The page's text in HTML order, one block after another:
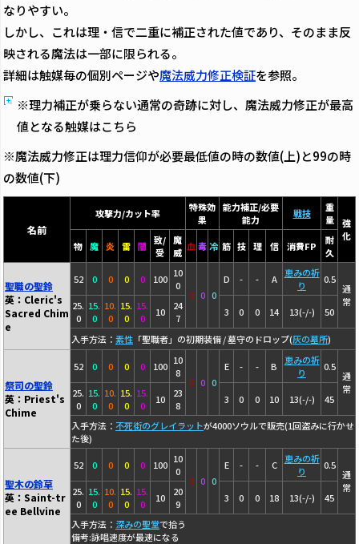
なりやすい。
しかし、これは理・信で二重に補正された値であり、そのまま反
映される魔法は一部に限られる。
詳細は触媒毎の個別ページや魔法威力修正検証を参照。
※理力補正が乗らない通常の奇跡に対し、魔法威力修正が最高
値となる触媒はこちら
※魔法威力修正は理力信仰が必要最低値の時の数値(上)と99の時
の数値(下)
名前
攻撃力/カット率
特殊効
果
能力補正/必要
能力
戦技
重
量
強
化
物 魔 炎 雷 闇
致/
受
魔
威 血 毒 冷 筋 技 理 信 消費FP
耐
久
聖職の聖鈴
英：Cleric's
Sacred Chim
e
52 0 0 0 0 100 10
0
0 0 0
D - - A
恵みの祈
り
0.5
通
常
25.
0
15.
0
10.
0
15.
0
15.
0
10
24
7
3 0 0 14 13(-/-) 50
入手方法： 素性 「聖職者」の初期装備 / 墓守のドロップ(灰の墓所)
祭司の聖鈴
英：Priest's
Chime
52 0 0 0 0 100 10
8
0 0 0
E - - B
恵みの祈
り
0.5
通
常
25.
0
15.
0
10.
0
15.
0
15.
0
10
23
8
3 0 0 10 13(-/-) 45
入手方法： 不死街のグレイラットが4000ソウルで販売(1回盗みに行かせ
た後)
聖木の鈴草
英：Saint-tr
ee Bellvine
52 0 0 0 0 100 10
0
0 0 0
E - - C
恵みの祈
り
0.5
通
常
25.
0
15.
0
10.
0
15.
0
15.
0
10
20
9
3 0 0 18 13(-/-) 45
入手方法： 深みの聖堂で拾う
備考:詠唱速度が最速になる